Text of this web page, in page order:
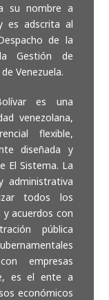
su nombre a
es adscrita al
de la
Gestión de
Venezuela.
es una
venezolana,
flexible,
diseñada y
El Sistema. La
administrativa
todos los
acuerdos con
pública
empresas
es el ente a
económicos